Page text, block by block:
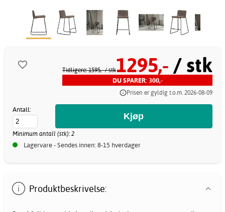
Tidligere: 1595,-/ stk1295,- / stk
DU SPARER: 300,-
Prisen er gyldig t.o.m. 2026-08-09
Antall:
Minimum antall (stk): 2
Lagervare - Sendes innen: 8-15 hverdager
Produktbeskrivelse: